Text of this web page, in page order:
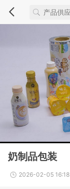
奶制品包装
2026-02-05 16:18